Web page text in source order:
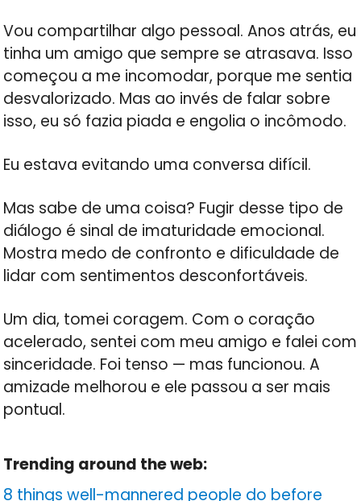
Vou compartilhar algo pessoal. Anos atrás, eu
tinha um amigo que sempre se atrasava. Isso
começou a me incomodar, porque me sentia
desvalorizado. Mas ao invés de falar sobre
isso, eu só fazia piada e engolia o incômodo.
Eu estava evitando uma conversa difícil.
Mas sabe de uma coisa? Fugir desse tipo de
diálogo é sinal de imaturidade emocional.
Mostra medo de confronto e dificuldade de
lidar com sentimentos desconfortáveis.
Um dia, tomei coragem. Com o coração
acelerado, sentei com meu amigo e falei com
sinceridade. Foi tenso — mas funcionou. A
amizade melhorou e ele passou a ser mais
pontual.
Trending around the web:
8 things well-mannered people do before